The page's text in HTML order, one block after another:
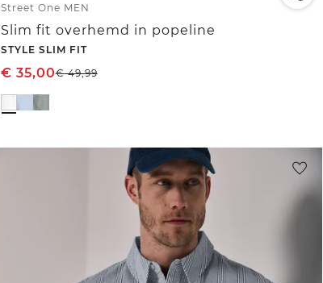
Street One MEN
Slim fit overhemd in popeline
STYLE SLIM FIT
€ 35,00€49,99